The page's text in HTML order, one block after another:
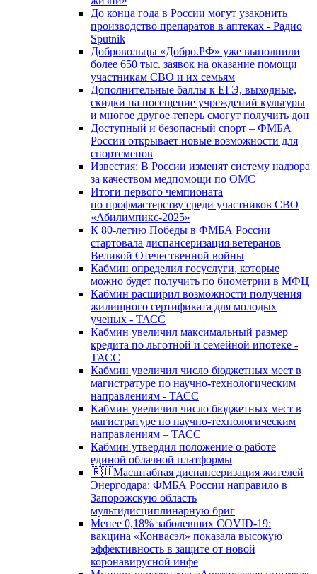
До конца года в России могут узаконить
производство препаратов в аптеках - Радио
Sputnik
Добровольцы «Добро.РФ» уже выполнили
более 650 тыс. заявок на оказание помощи
участникам СВО и их семьям
Дополнительные баллы к ЕГЭ, выходные,
скидки на посещение учреждений культуры
и многое другое теперь смогут получить дон
Доступный и безопасный спорт – ФМБА
России открывает новые возможности для
спортсменов
Известия: В России изменят систему надзора
за качеством медпомощи по ОМС
Итоги первого чемпионата
по профмастерству среди участников СВО
«Абилимпикс-2025»
К 80-летию Победы в ФМБА России
стартовала диспансеризация ветеранов
Великой Отечественной войны
Кабмин определил госуслуги, которые
можно будет получить по биометрии в МФЦ
Кабмин расширил возможности получения
жилищного сертификата для молодых
ученых - ТАСС
Кабмин увеличил максимальный размер
кредита по льготной и семейной ипотеке -
ТАСС
Кабмин увеличил число бюджетных мест в
магистратуре по научно-технологическим
направлениям - ТАСС
Кабмин увеличил число бюджетных мест в
магистратуре по научно-технологическим
направлениям – ТАСС
Кабмин утвердил положение о работе
единой облачной платформы
🇷🇺Масштабная диспансеризация жителей
Энергодара: ФМБА России направило в
Запорожскую область
мультидисциплинарную бриг
Менее 0,18% заболевших COVID-19:
вакцина «Конвасэл» показала высокую
эффективность в защите от новой
коронавирусной инфе